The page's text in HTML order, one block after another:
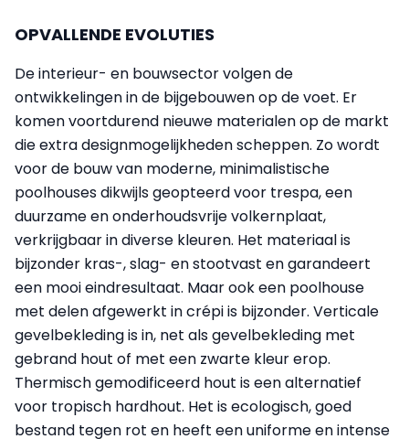
OPVALLENDE EVOLUTIES
De interieur- en bouwsector volgen de
ontwikkelingen in de bijgebouwen op de voet. Er
komen voortdurend nieuwe materialen op de markt
die extra designmogelijkheden scheppen. Zo wordt
voor de bouw van moderne, minimalistische
poolhouses dikwijls geopteerd voor trespa, een
duurzame en onderhoudsvrije volkernplaat,
verkrijgbaar in diverse kleuren. Het materiaal is
bijzonder kras-, slag- en stootvast en garandeert
een mooi eindresultaat. Maar ook een poolhouse
met delen afgewerkt in crépi is bijzonder. Verticale
gevelbekleding is in, net als gevel­bekleding met
gebrand hout of met een zwarte kleur erop.
Thermisch gemodificeerd hout is een alternatief
voor tropisch hardhout. Het is ecologisch, goed
bestand tegen rot en heeft een uniforme en intense